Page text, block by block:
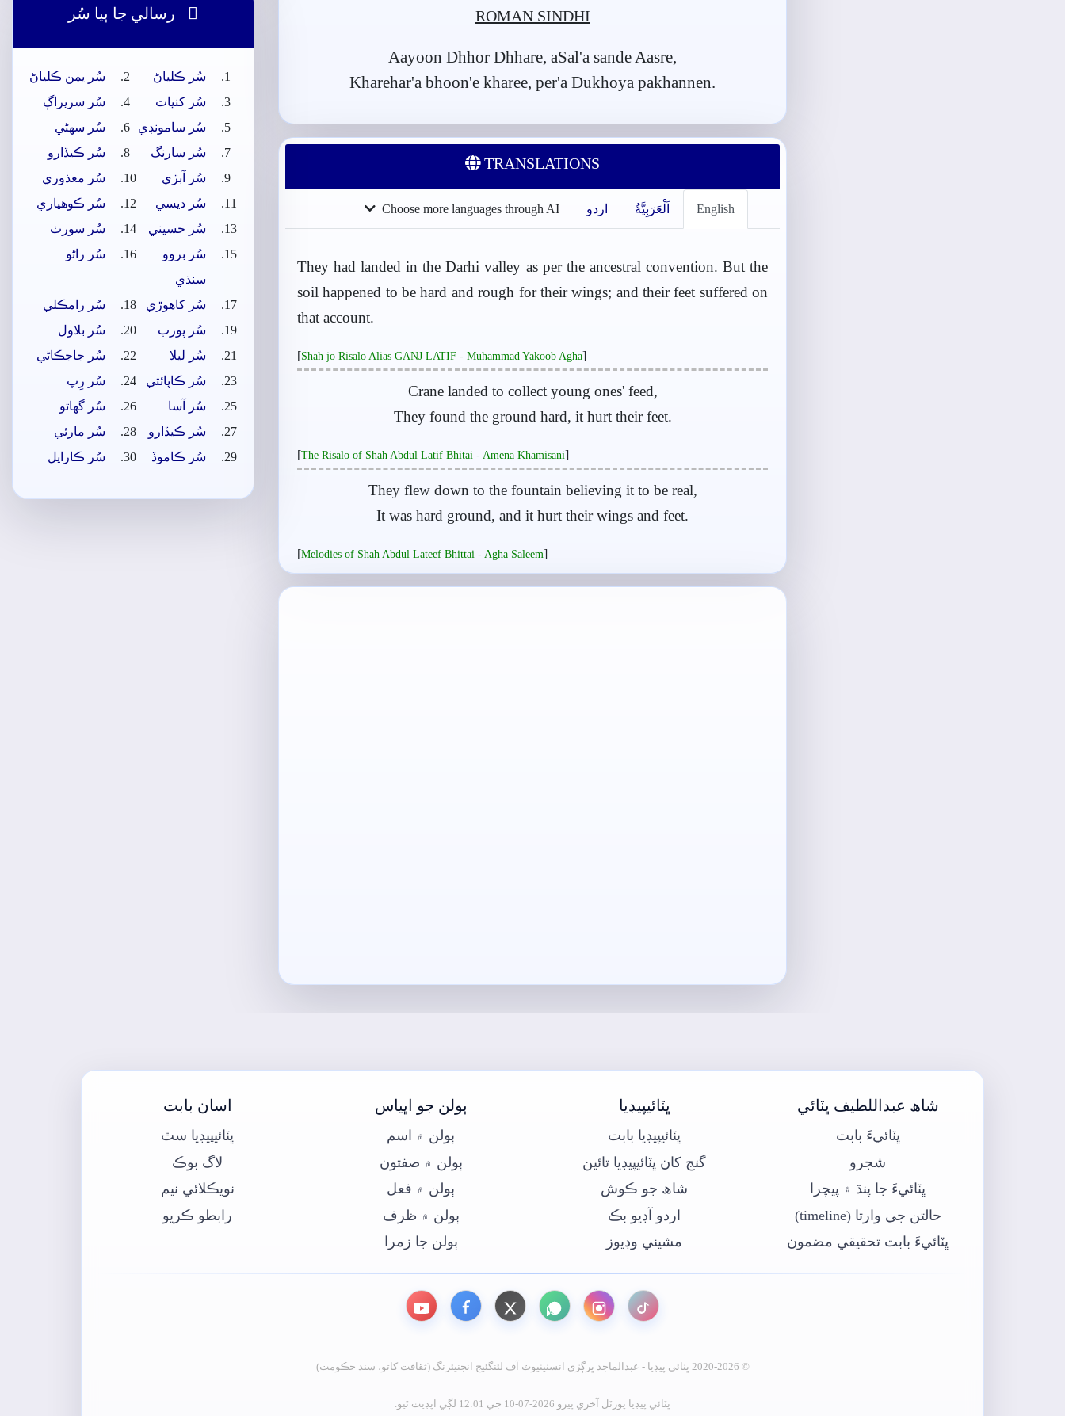
ROMAN SINDHI
Aayoon Dhhor Dhhare, aSal'a sande Aasre,
Kharehar'a bhoon'e kharee, per'a Dukhoya pakhannen.
TRANSLATIONS
English اَلْعَرَبِيَّةُ اردو Choose more languages through AI
They had landed in the Darhi valley as per the ancestral convention. But the
soil happened to be hard and rough for their wings; and their feet suffered on
that account.
[Shah jo Risalo Alias GANJ LATIF - Muhammad Yakoob Agha]
Crane landed to collect young ones' feed,
They found the ground hard, it hurt their feet.
[The Risalo of Shah Abdul Latif Bhitai - Amena Khamisani]
They flew down to the fountain believing it to be real,
It was hard ground, and it hurt their wings and feet.
[Melodies of Shah Abdul Lateef Bhittai - Agha Saleem]
 رسالي جا ٻيا سُر
سُر ڪلياڻ
سُر يمن ڪلياڻ
سُر کنڀات
سُر سريراڳ
سُر سامونڊي
سُر سھڻي
سُر سارنگ
سُر ڪيڏارو
سُر آبڙي
سُر معذوري
سُر ديسي
سُر ڪوھياري
سُر حسيني
سُر سورٺ
سُر بروو
سنڌي
سُر راڻو
سُر کاھوڙي
سُر رامڪلي
سُر پورب
سُر بلاول
سُر ليلا
سُر جاجڪاڻي
سُر ڪاپائتي
سُر رِپ
سُر آسا
سُر گهاتو
سُر ڪيڏارو
سُر مارئي
سُر ڪاموڏ
سُر ڪارايل
شاھ عبداللطيف ڀٽائي
ڀٽائيءَ بابت
شجرو
ڀٽائيءَ جا پنڌ ۽ پيچرا
حالتن جي وارتا (timeline)
ڀٽائيءَ بابت تحقيقي مضمون
ڀٽائيپيڊيا
ڀٽائيپيڊيا بابت
گنج کان ڀٽائيپيڊيا تائين
شاھ جو ڪوش
اردو آڊيو بڪ
مشيني وڊيوز
ٻولن جو اڀياس
ٻولن ۾ اسم
ٻولن ۾ صفتون
ٻولن ۾ فعل
ٻولن ۾ ظرف
ٻولن جا زمرا
اسان بابت
ڀٽائيپيڊيا سٿ
لاگ بوڪ
نويڪلائي نيم
رابطو ڪريو
© 2020-2026 ڀٽائي پيڊيا - عبدالماجد ڀرڳڙي انسٽيٽيوٽ آف لئنگئيج انجنيئرنگ (ثقافت کاتو، سنڌ حڪومت)
ڀٽائي پيڊيا پورٽل آخري ڀيرو 2026-07-10 جي 12:01 لڳي اپڊيٽ ٿيو.